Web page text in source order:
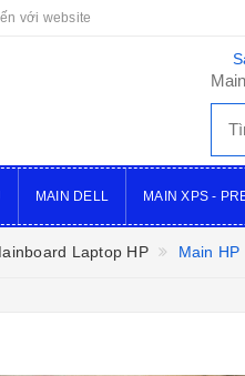
với website
MAIN DELL MAIN XPS -
Laptop HP Main